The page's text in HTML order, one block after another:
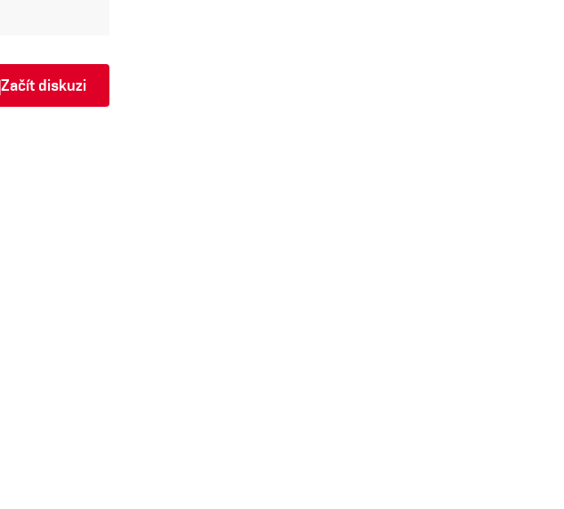
Začít diskuzi